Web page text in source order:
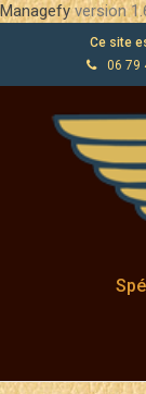
Managefyversion
Ce site
06 79